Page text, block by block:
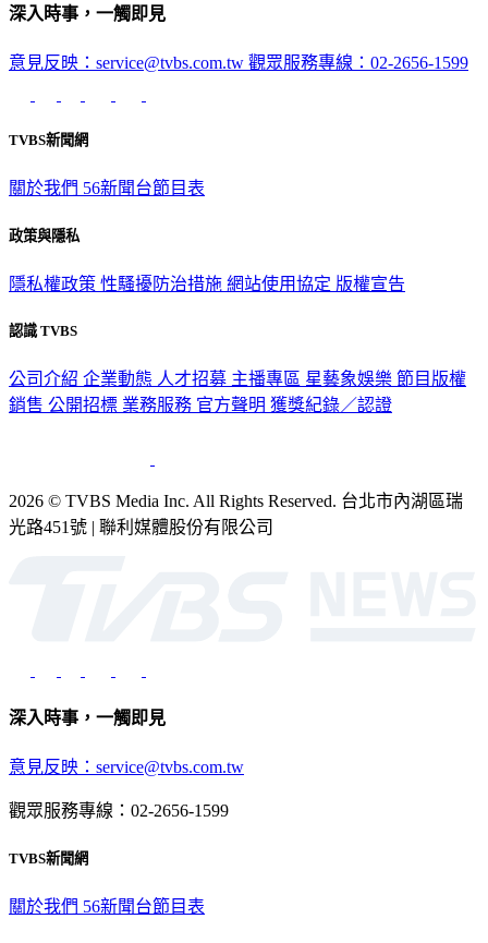
深入時事，一觸即見
意見反映：service@tvbs.com.tw 觀眾服務專線：02-2656-1599
TVBS新聞網
關於我們 56新聞台節目表
政策與隱私
隱私權政策 性騷擾防治措施 網站使用協定 版權宣告
認識 TVBS
公司介紹 企業動態 人才招募 主播專區 星藝象娛樂 節目版權
銷售 公開招標 業務服務 官方聲明 獲獎紀錄／認證
2026 © TVBS Media Inc. All Rights Reserved. 台北市內湖區瑞
光路451號 | 聯利媒體股份有限公司
深入時事，一觸即見
意見反映：service@tvbs.com.tw
觀眾服務專線：02-2656-1599
TVBS新聞網
關於我們 56新聞台節目表